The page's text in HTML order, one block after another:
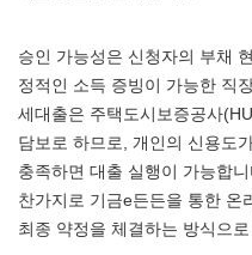
승인 가능성은 신청자의 부채
정적인 소득 증빙이 가능한 직
세대출은 주택도시보증공사
담보로 하므로, 개인의 신용도
충족하면 대출 실행이 가능합
찬가지로 기금e든든을 통한 온
최종 약정을 체결하는 방식으로